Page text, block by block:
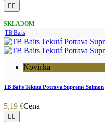

SKLADOM
TB Baits
Novinka
TB Baits Tekutá Potrava Supreme Salmon
5,19 €Cena
